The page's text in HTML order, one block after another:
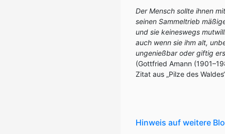
Der Mensch sollte ihnen
seinen Sammeltrieb
und sie keineswegs
auch wenn sie ihm alt,
ungenießbar oder giftig
(Gottfried Amann
Zitat aus „Pilze des
Hinweis auf weitere